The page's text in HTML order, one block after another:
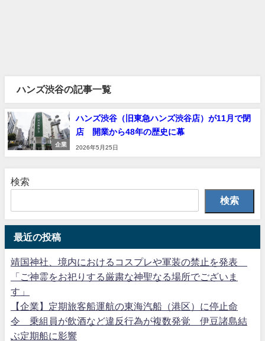
ハンズ渋谷の記事一覧
企業
ハンズ渋谷（旧東急ハンズ渋谷店）が11月で閉
店 開業から48年の歴史に幕
2026年5月25日
検索
検索
最近の投稿
靖国神社、境内におけるコスプレや軍装の禁止を発表
「ご神霊をお祀りする厳粛な神聖なる場所でございま
す」
【企業】定期旅客船運航の東海汽船（港区）に停止命
令 乗組員が飲酒など違反行為が複数発覚 伊豆諸島結
ぶ定期船に影響